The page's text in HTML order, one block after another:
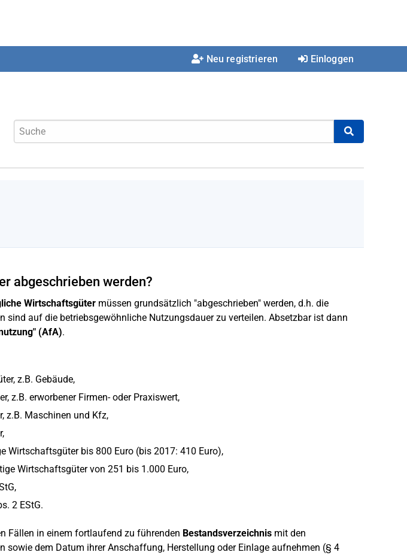
Neu registrieren Einloggen
abgeschrieben werden?
Wirtschaftsgütermüssen grundsätzlich "abgeschrieben" werden, d.h. die
sind auf die betriebsgewöhnliche Nutzungsdauer zu verteilen. Absetzbar ist dann
(AfA).
z.B. Gebäude,
z.B. erworbener Firmen- oder Praxiswert,
z.B. Maschinen und Kfz,
Wirtschaftsgüter bis 800 Euro (bis 2017: 410 Euro),
Wirtschaftsgüter von 251 bis 1.000 Euro,
2 EStG.
Fällen in einem fortlaufend zu führenden Bestandsverzeichnismit den
sowie dem Datum ihrer Anschaffung, Herstellung oder Einlage aufnehmen (§ 4